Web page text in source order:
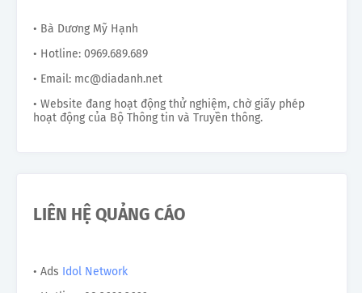
• Bà Dương Mỹ Hạnh
• Hotline: 0969.689.689
• Email: mc@diadanh.net
• Website đang hoạt động thử nghiệm, chờ giấy phép
hoạt động của Bộ Thông tin và Truyền thông.
LIÊN HỆ QUẢNG CÁO
• Ads Idol Network